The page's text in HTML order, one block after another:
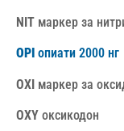
NIT маркер за
OPI опиати 2000 нг
OXI маркер за
OXY оксикодон